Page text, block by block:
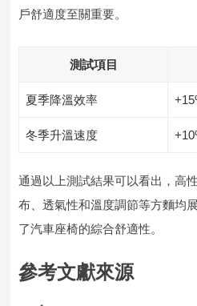
戶舒適度至關重要。
測試項目
夏季降溫效率
冬季升溫速度
通過以上測試結果可以看出，高
布、透氣性和溫度調節等方麵均
了汽車座椅的綜合舒適性。
參考文獻來源